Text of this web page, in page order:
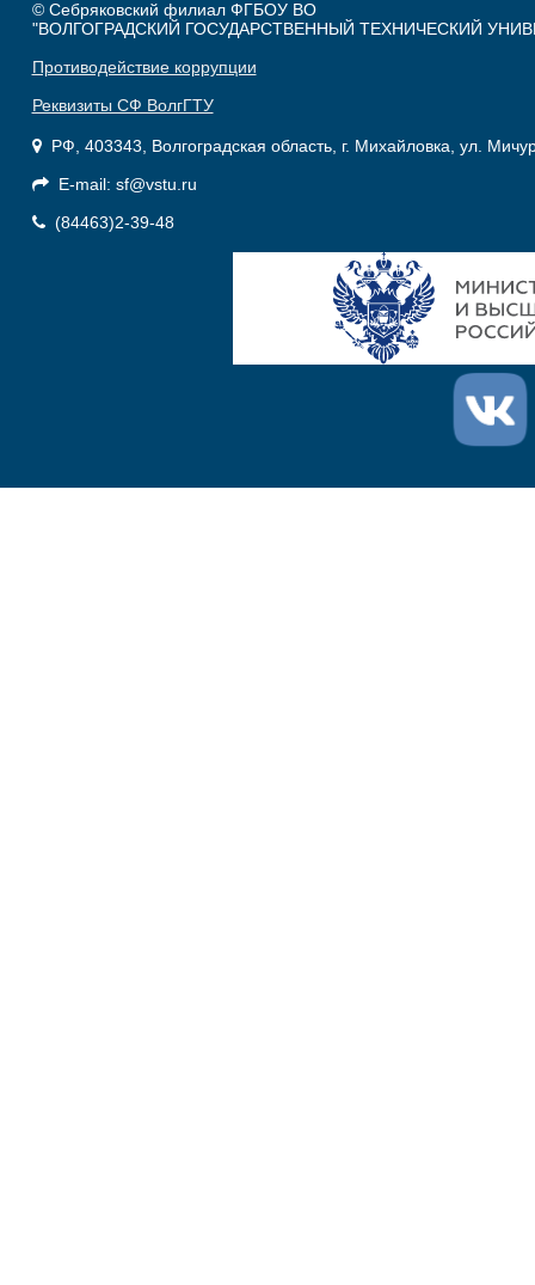
© Себряковский филиал ФГБОУ ВО
"ВОЛГОГРАДСКИЙ ГОСУДАРСТВЕННЫЙ ТЕХНИЧЕСКИЙ
Противодействие коррупции
Реквизиты СФ ВолгГТУ
РФ, 403343, Волгоградская область, г. Михайловка, ул.
E-mail: sf@vstu.ru
(84463)2-39-48